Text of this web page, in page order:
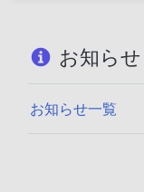
お知らせ
お知らせ一覧